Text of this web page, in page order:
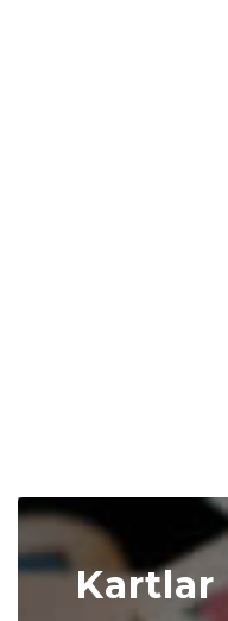
Kartlar